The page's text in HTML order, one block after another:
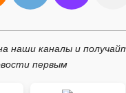
наши каналы и
первым